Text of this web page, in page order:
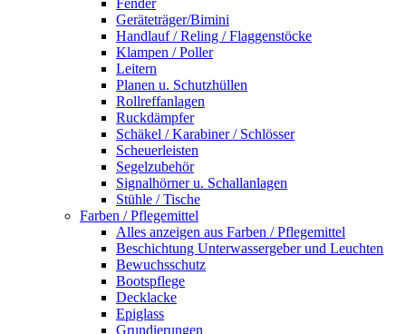
Fender
Geräteträger/Bimini
Handlauf / Reling / Flaggenstöcke
Klampen / Poller
Leitern
Planen u. Schutzhüllen
Rollreffanlagen
Ruckdämpfer
Schäkel / Karabiner / Schlösser
Scheuerleisten
Segelzubehör
Signalhörner u. Schallanlagen
Stühle / Tische
Farben / Pflegemittel
Alles anzeigen aus Farben / Pflegemittel
Beschichtung Unterwassergeber und Leuchten
Bewuchsschutz
Bootspflege
Decklacke
Epiglass
Grundierungen